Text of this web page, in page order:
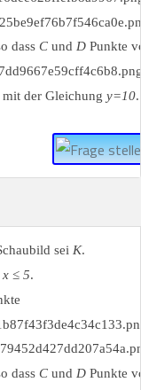
dass C und D Punkte
der Gleichung y=10
sei K.
≤ 5.
dass C und D Punkte